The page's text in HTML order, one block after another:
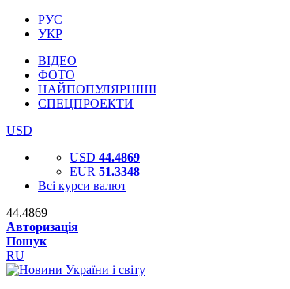
РУС
УКР
ВІДЕО
ФОТО
НАЙПОПУЛЯРНІШІ
СПЕЦПРОЕКТИ
USD
USD 44.4869
EUR 51.3348
Всі курси валют
44.4869
Авторизація
Пошук
RU